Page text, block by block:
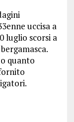
uccisa a
luglio scorsi a
quanto